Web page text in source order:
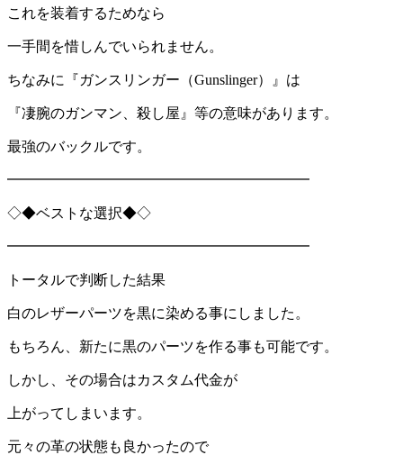
これを装着するためなら
一手間を惜しんでいられません。
ちなみに『ガンスリンガー（Gunslinger）』は
『凄腕のガンマン、殺し屋』等の意味があります。
最強のバックルです。
━━━━━━━━━━━━━━━━━━━━━
◇◆ベストな選択◆◇
━━━━━━━━━━━━━━━━━━━━━
トータルで判断した結果
白のレザーパーツを黒に染める事にしました。
もちろん、新たに黒のパーツを作る事も可能です。
しかし、その場合はカスタム代金が
上がってしまいます。
元々の革の状態も良かったので